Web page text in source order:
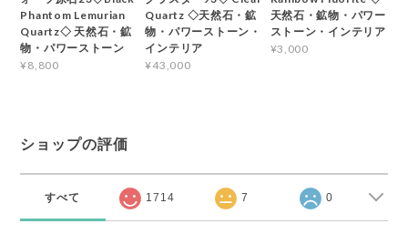
Phantom Lemurian
Quartz◇ 天然石・鉱
物・パワーストーン
¥8,800
Quartz ◇天然石・鉱
物・パワーストーン・
インテリア
¥43,000
天然石・鉱物・パワー
ストーン・インテリア
¥3,000
ショップの評価
すべて 1714 7 0